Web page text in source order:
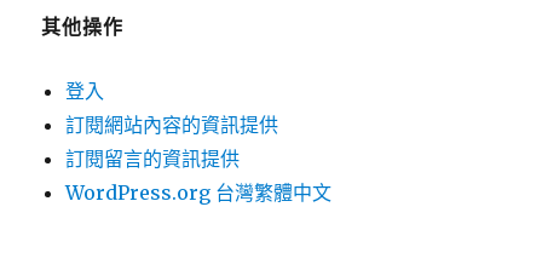
其他操作
登入
訂閱網站內容的資訊提供
訂閱留言的資訊提供
WordPress.org 台灣繁體中文